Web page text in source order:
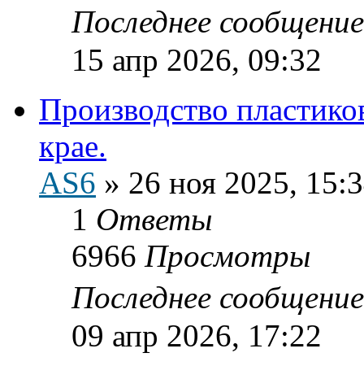
Последнее
15 апр 2026, 09:32
Производство
крае.
AS6 » 26 ноя 2025,
1 Ответы
6966 Просмотры
Последнее
09 апр 2026, 17:22